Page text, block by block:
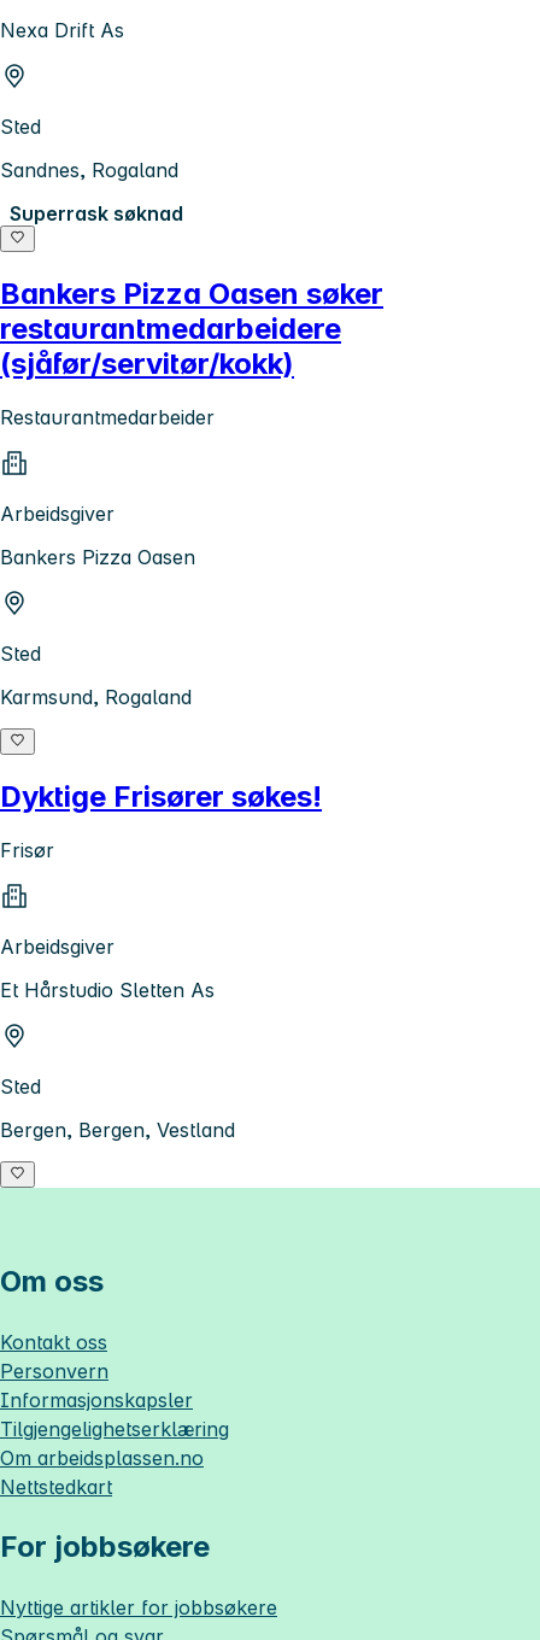
Nexa Drift As
Sted
Sandnes, Rogaland
Superrask søknad
Bankers Pizza Oasen søker
restaurantmedarbeidere
(sjåfør/servitør/kokk)
Restaurantmedarbeider
Arbeidsgiver
Bankers Pizza Oasen
Sted
Karmsund, Rogaland
Dyktige Frisører søkes!
Frisør
Arbeidsgiver
Et Hårstudio Sletten As
Sted
Bergen, Bergen, Vestland
Om oss
Kontakt oss
Personvern
Informasjonskapsler
Tilgjengelighetserklæring
Om arbeidsplassen.no
Nettstedkart
For jobbsøkere
Nyttige artikler for jobbsøkere